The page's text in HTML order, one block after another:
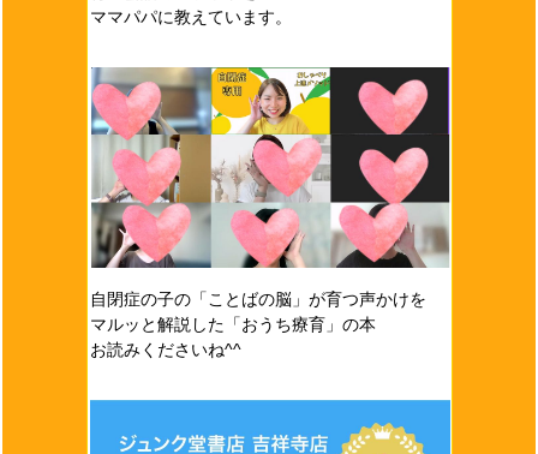
ママパパに教えています。
自閉症の子の「ことばの脳」が育つ声かけを
マルッと解説した「おうち療育」の本
お読みくださいね^^